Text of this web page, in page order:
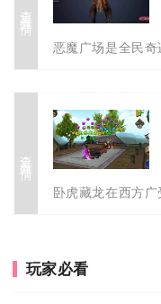
查看详情
玩家必看